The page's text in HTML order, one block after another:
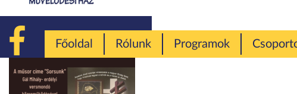
Főoldal Rólunk Programok